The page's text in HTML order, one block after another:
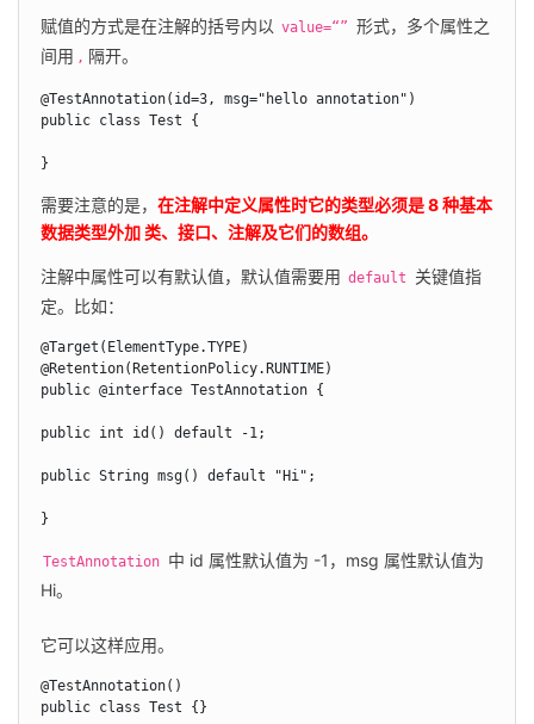
赋值的方式是在注解的括号内以 value=“” 形式，多个属性之
间用 , 隔开。
@TestAnnotation(id=3, msg="hello annotation")
public class Test {
}
需要注意的是， 在注解中定义属性时它的类型必须是 8 种基本
数据类型外加 类、接口、注解及它们的数组。
注解中属性可以有默认值，默认值需要用 default
关键值指
定。比如：
@Target(ElementType.TYPE)
@Retention(RetentionPolicy.RUNTIME)
public @interface TestAnnotation {
public int id() default -1;
public String msg() default "Hi";
}
TestAnnotation 中 id 属性默认值为 -1，msg 属性默认值为
Hi。
它可以这样应用。
@TestAnnotation()
public class Test {}